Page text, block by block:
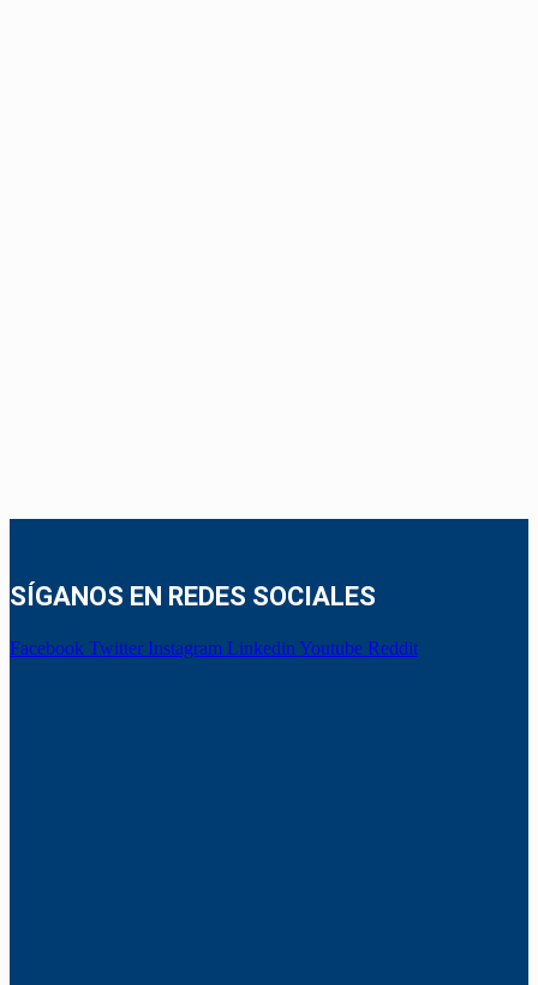
SÍGANOS EN REDES SOCIALES
Facebook Twitter Instagram Linkedin Youtube Reddit